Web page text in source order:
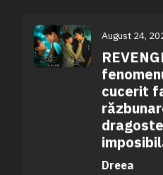
August 24,
cucerit
Dreea